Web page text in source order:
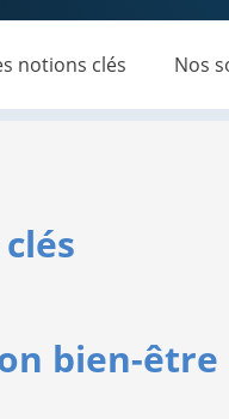
notions clés Nos
bien-